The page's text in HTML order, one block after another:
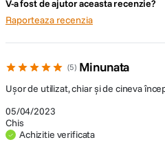
compensarea
(D+).
pictograma de
Ecran tactil
V-a fost de ajutor aceasta recenzie?
Raporteaza recenzia
5 Minunata
05/04/2023
Chis
Achizitie verificata
Ușor de utilizat, chiar și de cineva